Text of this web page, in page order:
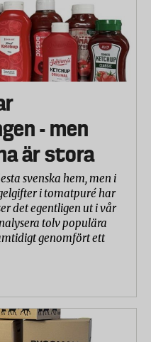
- men
är stora
svenska hem, men i
i tomatpuré har
det egentligen ut i vår
tolv populära
genomfört ett